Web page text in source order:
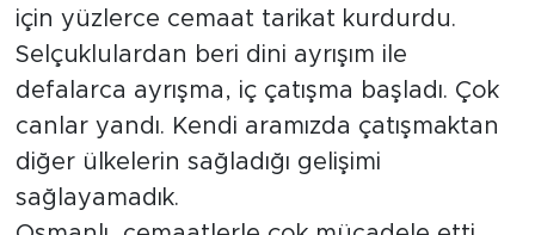
için yüzlerce cemaat tarikat kurdurdu.
Selçuklulardan beri dini ayrışım ile
defalarca ayrışma, iç çatışma başladı. Çok
canlar yandı. Kendi aramızda çatışmaktan
diğer ülkelerin sağladığı gelişimi
sağlayamadık.